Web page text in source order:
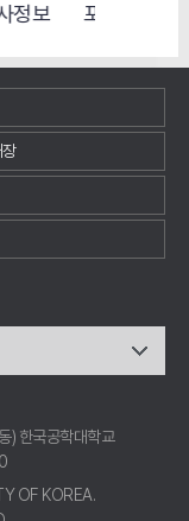
포털시스템
장
) 한국공학대학교
OF KOREA.